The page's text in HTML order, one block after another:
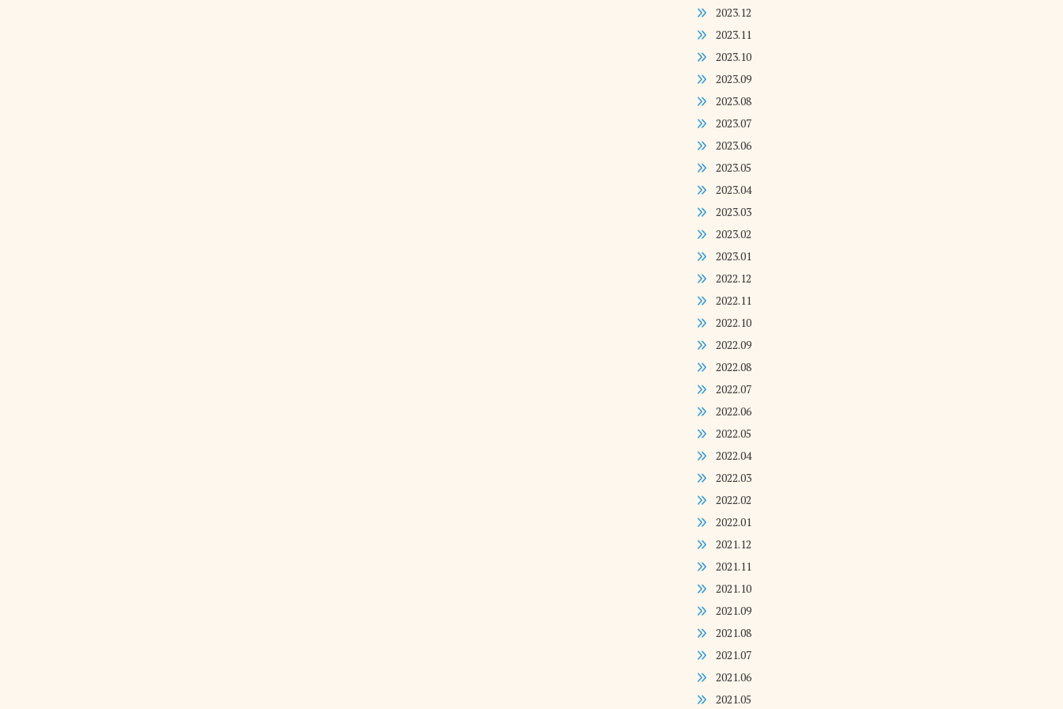
2023.12
2023.11
2023.10
2023.09
2023.08
2023.07
2023.06
2023.05
2023.04
2023.03
2023.02
2023.01
2022.12
2022.11
2022.10
2022.09
2022.08
2022.07
2022.06
2022.05
2022.04
2022.03
2022.02
2022.01
2021.12
2021.11
2021.10
2021.09
2021.08
2021.07
2021.06
2021.05